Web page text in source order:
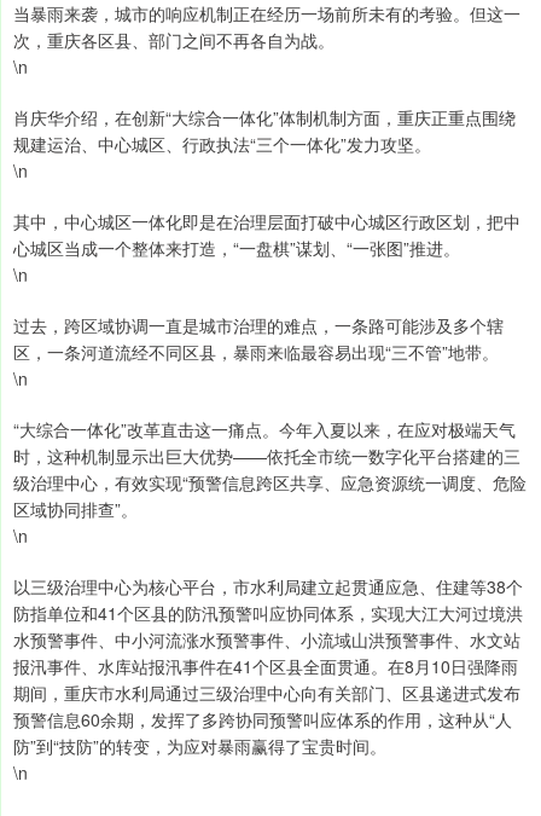
当暴雨来袭，城市的响应机制正在经历一场前所未有的考验。但这一
次，重庆各区县、部门之间不再各自为战。
\n
肖庆华介绍，在创新“大综合一体化”体制机制方面，重庆正重点围绕
规建运治、中心城区、行政执法“三个一体化”发力攻坚。
\n
其中，中心城区一体化即是在治理层面打破中心城区行政区划，把中
心城区当成一个整体来打造，“一盘棋”谋划、“一张图”推进。
\n
过去，跨区域协调一直是城市治理的难点，一条路可能涉及多个辖
区，一条河道流经不同区县，暴雨来临最容易出现“三不管”地带。
\n
“大综合一体化”改革直击这一痛点。今年入夏以来，在应对极端天气
时，这种机制显示出巨大优势——依托全市统一数字化平台搭建的三
级治理中心，有效实现“预警信息跨区共享、应急资源统一调度、危险
区域协同排查”。
\n
以三级治理中心为核心平台，市水利局建立起贯通应急、住建等38个
防指单位和41个区县的防汛预警叫应协同体系，实现大江大河过境洪
水预警事件、中小河流涨水预警事件、小流域山洪预警事件、水文站
报汛事件、水库站报汛事件在41个区县全面贯通。在8月10日强降雨
期间，重庆市水利局通过三级治理中心向有关部门、区县递进式发布
预警信息60余期，发挥了多跨协同预警叫应体系的作用，这种从“人
防”到“技防”的转变，为应对暴雨赢得了宝贵时间。
\n